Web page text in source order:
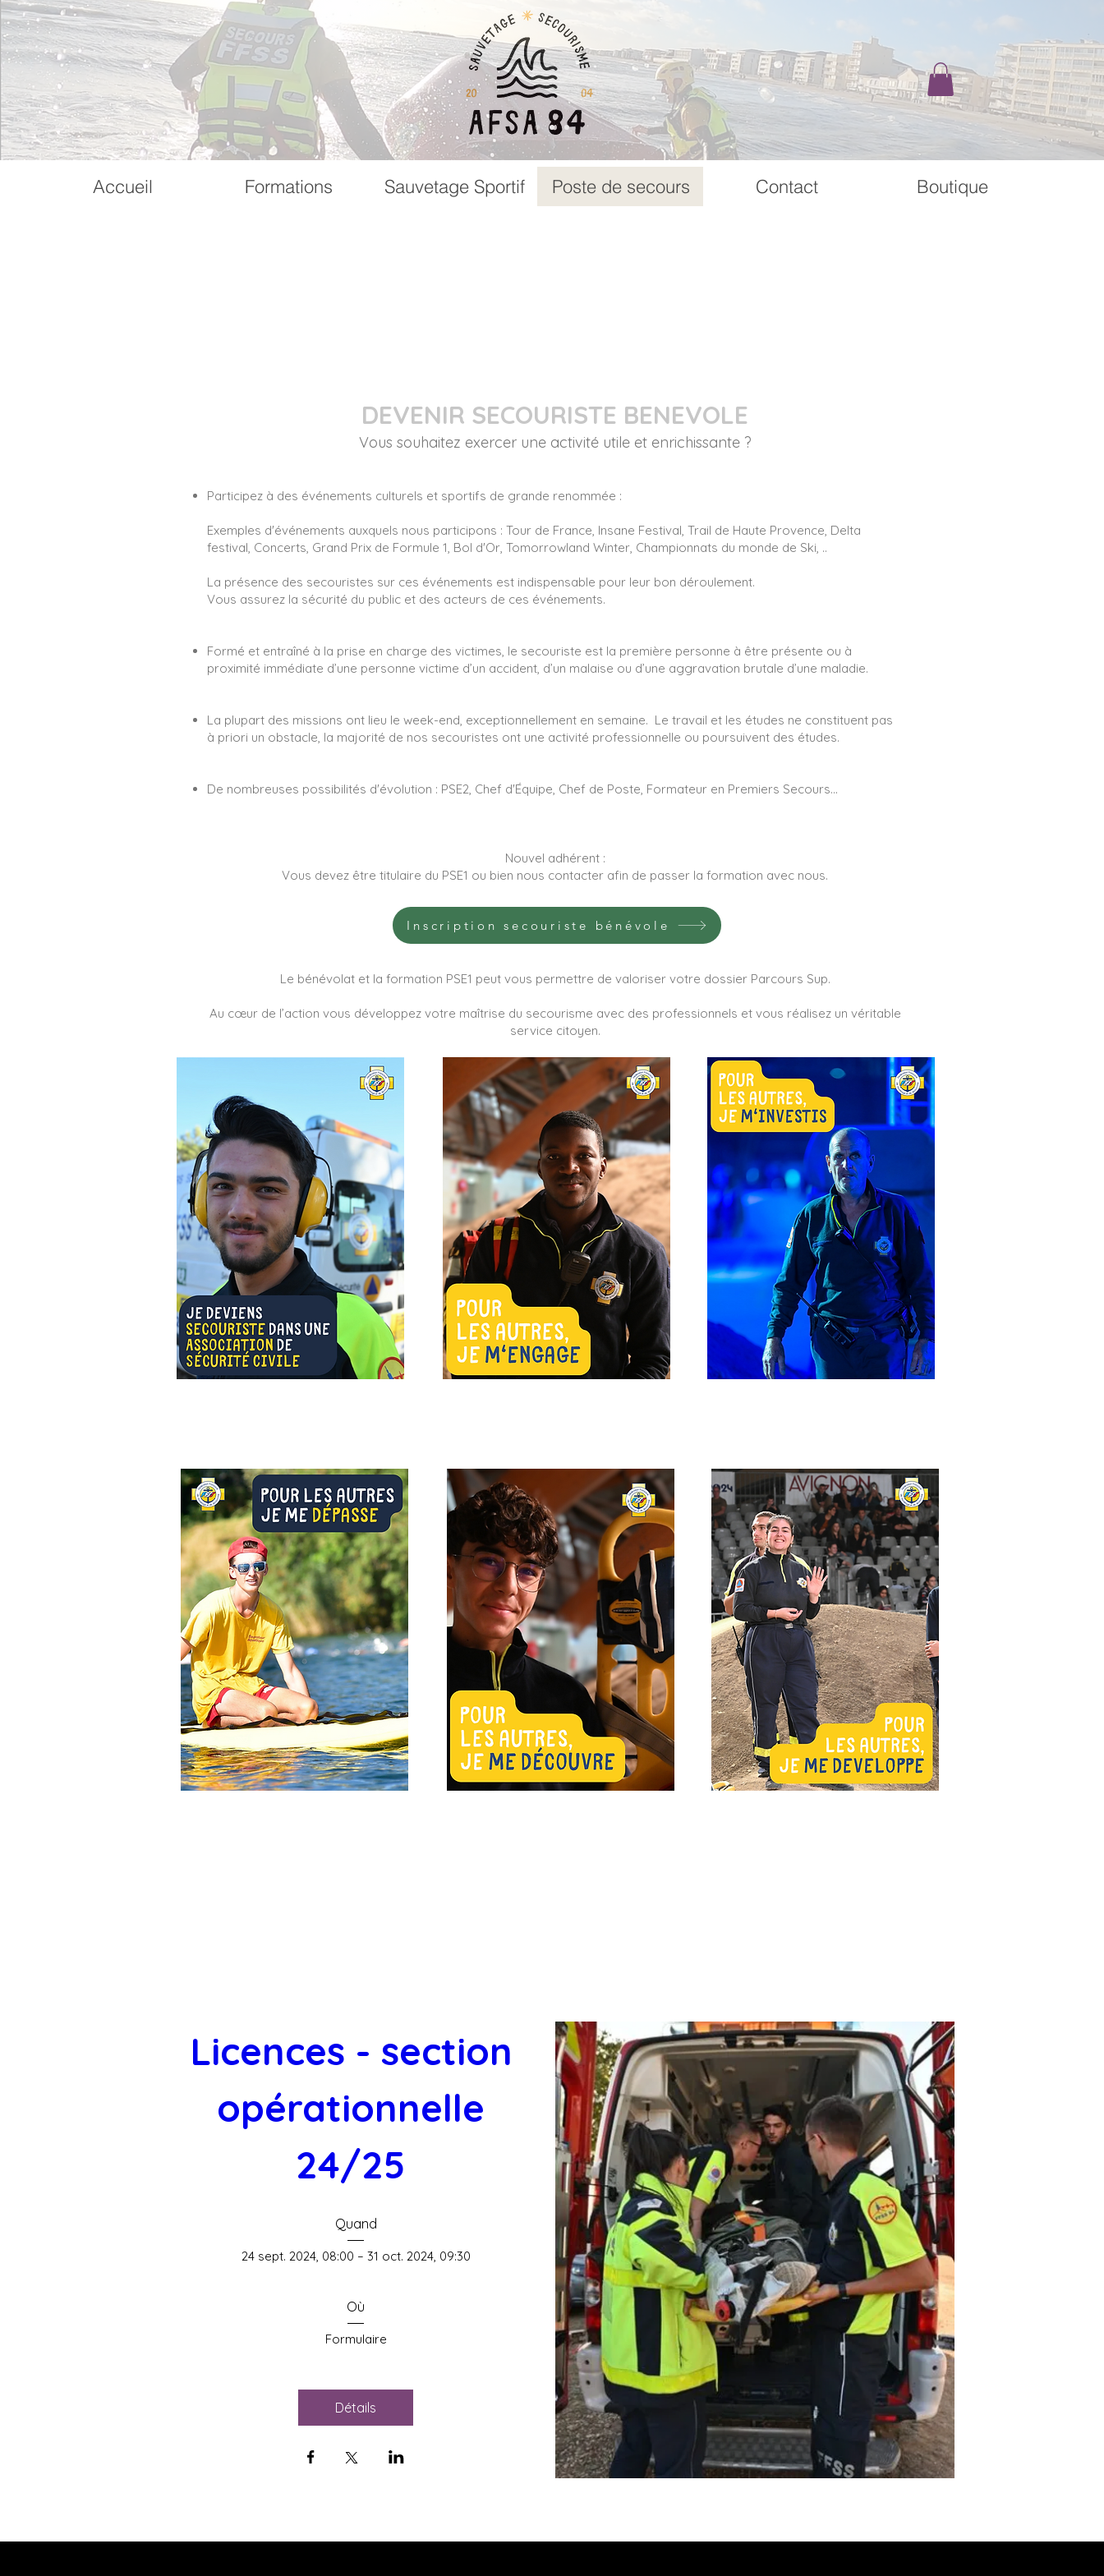
DEVENIR SECOURISTE BENEVOLE
Vous souhaitez exercer une activité utile et enrichissante ?
Participez à des événements culturels et sportifs de grande renommée :
Exemples d'événements auxquels nous participons : Tour de France, Insane Festival, Trail de Haute Provence, Delta
festival, Concerts, Grand Prix de Formule 1, Bol d'Or, Tomorrowland Winter, Championnats du monde de Ski, ..
La présence des secouristes sur ces événements est indispensable pour leur bon déroulement.
Vous assurez la sécurité du public et des acteurs de ces événements.
Formé et entraîné à la prise en charge des victimes, le secouriste est la première personne à être présente ou à
proximité immédiate d’une personne victime d’un accident, d’un malaise ou d’une aggravation brutale d’une maladie.
La plupart des missions ont lieu le week-end, exceptionnellement en semaine. Le travail et les études ne constituent pas
à priori un obstacle, la majorité de nos secouristes ont une activité professionnelle ou poursuivent des études.
De nombreuses possibilités d'évolution : PSE2, Chef d'Équipe, Chef de Poste, Formateur en Premiers Secours...
Nouvel adhérent :
Vous devez être titulaire du PSE1 ou bien nous contacter afin de passer la formation avec nous.
Le bénévolat et la formation PSE1 peut vous permettre de valoriser votre dossier Parcours Sup.
Au cœur de l’action vous développez votre maîtrise du secourisme avec des professionnels et vous réalisez un véritable
service citoyen.
Inscription secouriste bénévole
Licences - section
opérationnelle
24/25
Quand
24 sept. 2024, 08:00 – 31 oct. 2024, 09:30
Où
Formulaire
Détails
Accueil Formations Sauvetage Sportif Poste de secours Contact Boutique